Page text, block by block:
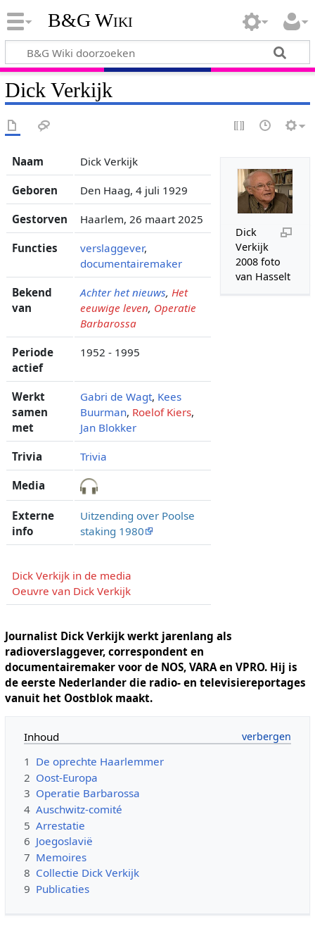
B&G Wiki
Dick Verkijk
Dick
Verkijk
2008 foto
van Hasselt
Naam Dick Verkijk
Geboren Den Haag, 4 juli 1929
Gestorven Haarlem, 26 maart 2025
Functies verslaggever,
documentairemaker
Bekend
van
Achter het nieuws, Het
eeuwige leven, Operatie
Barbarossa
Periode
actief
1952 - 1995
Werkt
samen
met
Gabri de Wagt, Kees
Buurman, Roelof Kiers,
Jan Blokker
Trivia Trivia
Media
Externe
info
Uitzending over Poolse
staking 1980
Dick Verkijk in de media
Oeuvre van Dick Verkijk
Journalist Dick Verkijk werkt jarenlang als
radioverslaggever, correspondent en
documentairemaker voor de NOS, VARA en VPRO. Hij is
de eerste Nederlander die radio- en televisiereportages
vanuit het Oostblok maakt.
Inhoud
1 De oprechte Haarlemmer
2 Oost-Europa
3 Operatie Barbarossa
4 Auschwitz-comité
5 Arrestatie
6 Joegoslavië
7 Memoires
8 Collectie Dick Verkijk
9 Publicaties